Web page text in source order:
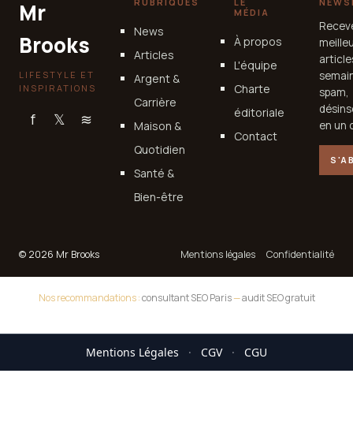
Mr
Brooks
LIFESTYLE ET
INSPIRATIONS
f 𝕏 ≋
News
Articles
Argent &
Carrière
Maison &
Quotidien
Santé &
Bien-être
MÉDIA
À propos
L'équipe
Charte
éditoriale
Contact
spam,
en un
© 2026 Mr Brooks Mentions légales Confidentialité
Nos recommandations :consultant SEO Paris—audit SEO gratuit
Mentions Légales · CGV · CGU